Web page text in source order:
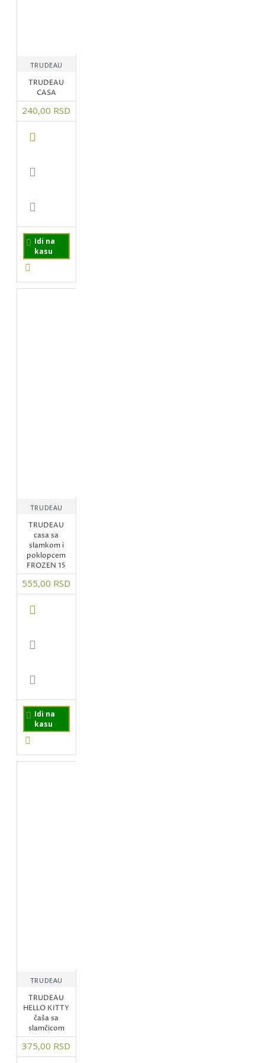
TRUDEAU
TRUDEAU
CASA
240,00 RSD
Idi na
kasu
TRUDEAU
TRUDEAU
casa sa
slamkom i
poklopcem
FROZEN 15
555,00 RSD
Idi na
kasu
TRUDEAU
TRUDEAU
HELLO KITTY
čaša sa
slamčicom
375,00 RSD